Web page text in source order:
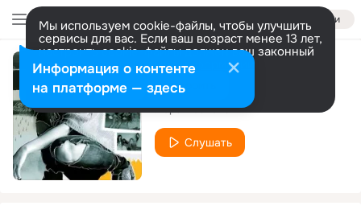
Войти
Мы используем cookie-файлы, чтобы улучшить
сервисы для вас. Если ваш возраст менее 13 лет,
настроить cookie-файлы должен ваш законный
представитель. Больше информации
Разрешить все Настроить
Я плохая
Лера Козлова
Слушать
Информация о контенте
на платформе — здесь